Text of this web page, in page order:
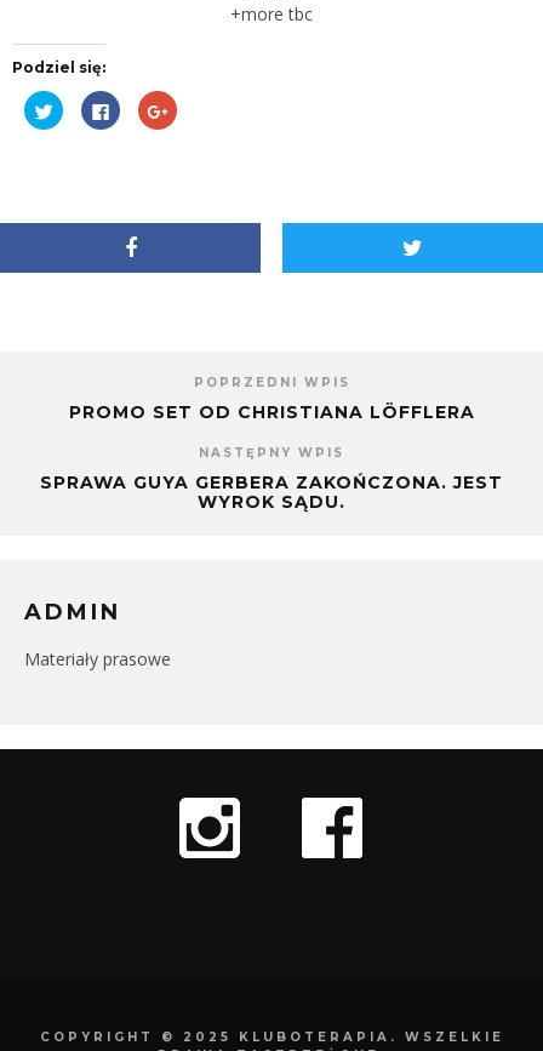
+more tbc
Podziel się:
Udostępnij
na
Twitterze(Otwiera
Kliknij,
aby
udostępnić
oknie)
Kliknij,
aby
nowym
POPRZEDNI WPIS
PROMO SET OD CHRISTIANA LÖFFLERA
NASTĘPNY WPIS
SPRAWA GUYA GERBERA ZAKOŃCZONA. JEST
WYROK SĄDU.
ADMIN
Materiały prasowe
COPYRIGHT © 2025 KLUBOTERAPIA. WSZELKIE